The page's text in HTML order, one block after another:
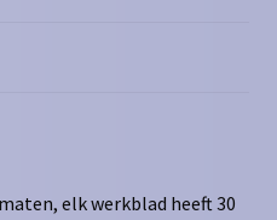
elk werkblad heeft 30